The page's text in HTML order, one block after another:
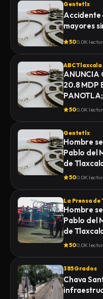
DE SAN
Gentetlx
Accidente
mayores
500.0K
ABC Tlaxcala
ANUNCIA
20.8 MDP
PANOTLA;
500.0K
Gentetlx
Hombre
Pablo del
de
500.0K
La Prensa
Hombre
Pablo del
de
500.0K
385 Grados
Chava